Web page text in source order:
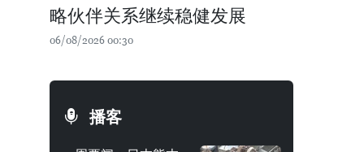
略伙伴关系继续稳健发展
06/08/2026 00:30
播客